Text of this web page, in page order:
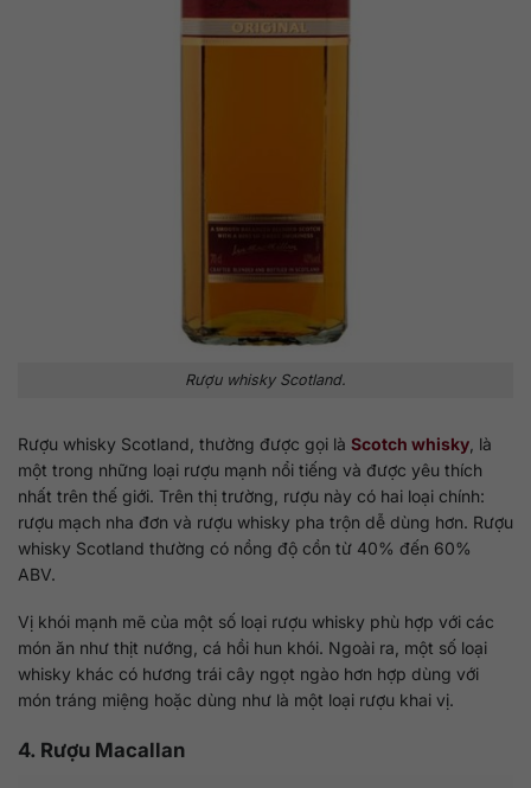
Rượu whisky Scotland.
Rượu whisky Scotland, thường được gọi là Scotch whisky , là
một trong những loại rượu mạnh nổi tiếng và được yêu thích
nhất trên thế giới. Trên thị trường, rượu này có hai loại chính:
rượu mạch nha đơn và rượu whisky pha trộn dễ dùng hơn. Rượu
whisky Scotland thường có nồng độ cồn từ 40% đến 60%
ABV.
Vị khói mạnh mẽ của một số loại rượu whisky phù hợp với các
món ăn như thịt nướng, cá hồi hun khói. Ngoài ra, một số loại
whisky khác có hương trái cây ngọt ngào hơn hợp dùng với
món tráng miệng hoặc dùng như là một loại rượu khai vị.
4. Rượu Macallan